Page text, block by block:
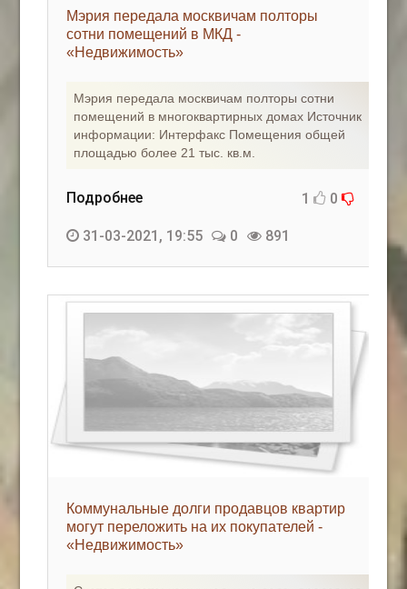
Мэрия передала москвичам полторы
сотни помещений в МКД -
«Недвижимость»
Мэрия передала москвичам полторы сотни
помещений в многоквартирных домах Источник
информации: Интерфакс Помещения общей
площадью более 21 тыс. кв.м.
Подробнее 1 0
31-03-2021, 19:55 0 891
Коммунальные долги продавцов квартир
могут переложить на их покупателей -
«Недвижимость»